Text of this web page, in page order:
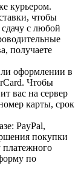
курьером.
чтобы
сдачу с любой
получаете
оформлении в
Чтобы
вас на сервер
карты, срок
PayPal,
покупки
платежного
по